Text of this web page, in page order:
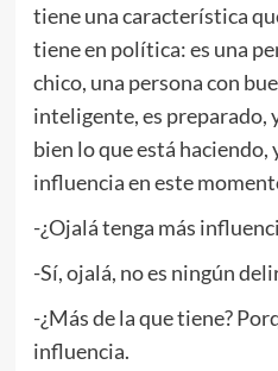
tiene una característica
tiene en política: es una
chico, una persona con
inteligente, es preparado,
bien lo que está haciendo,
influencia en este
-¿Ojalá tenga más
-Sí, ojalá, no es ningún
-¿Más de la que tiene?
influencia.